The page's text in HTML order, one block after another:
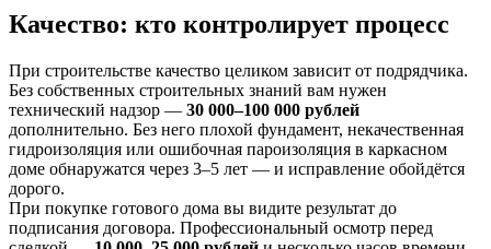
Качество: кто контролирует процесс
При строительстве качество целиком зависит от подрядчика.
Без собственных строительных знаний вам нужен
технический надзор — 30 000–100 000 рублей
дополнительно. Без него плохой фундамент, некачественная
гидроизоляция или ошибочная пароизоляция в каркасном
доме обнаружатся через 3–5 лет — и исправление обойдётся
дорого.
При покупке готового дома вы видите результат до
подписания договора. Профессиональный осмотр перед